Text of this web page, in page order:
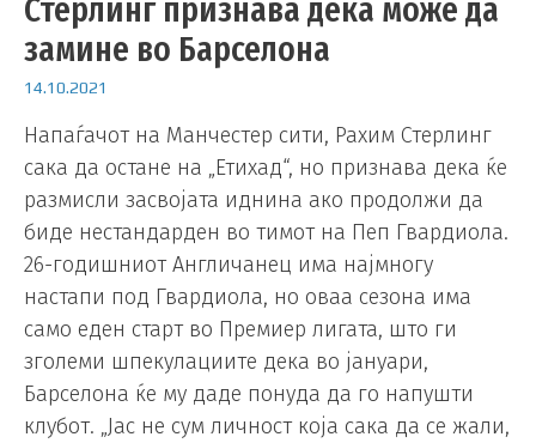
Стерлинг признава дека може да
замине во Барселона
14.10.2021
Напаѓачот на Манчестер сити, Рахим Стерлинг
сака да остане на „Етихад“, но признава дека ќе
размисли засвојата иднина ако продолжи да
биде нестандарден во тимот на Пеп Гвардиола.
26-годишниот Англичанец има најмногу
настапи под Гвардиола, но оваа сезона има
само еден старт во Премиер лигата, што ги
зголеми шпекулациите дека во јануари,
Барселона ќе му даде понуда да го напушти
клубот. „Јас не сум личност која сака да се жали,